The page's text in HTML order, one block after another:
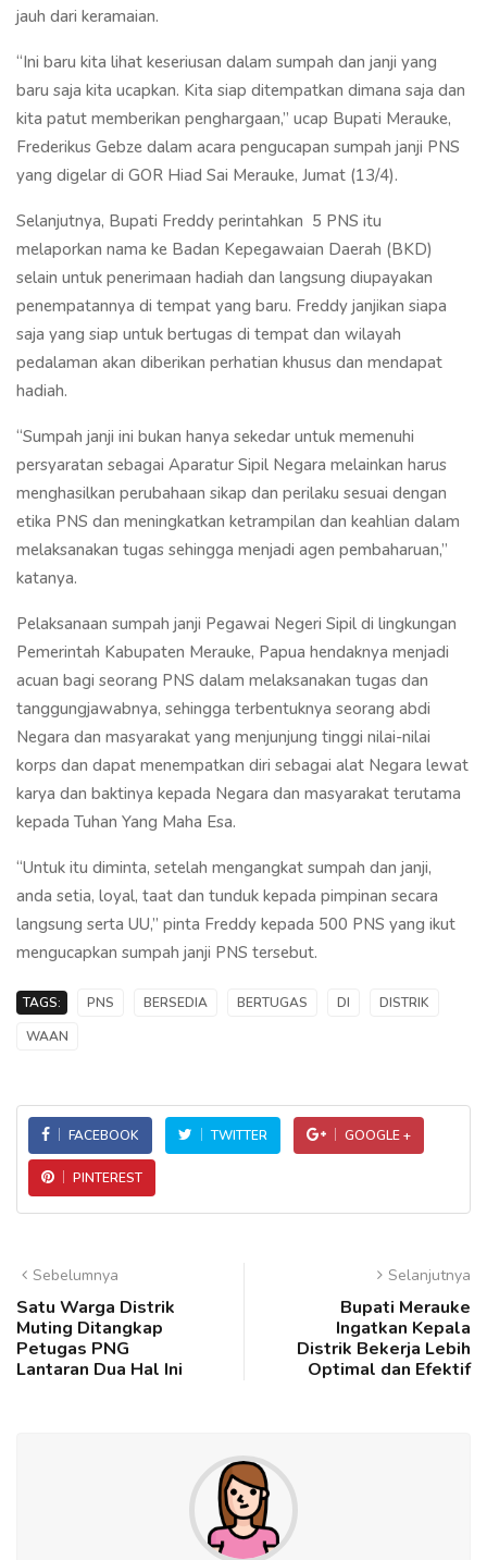
jauh dari keramaian.
“Ini baru kita lihat keseriusan dalam sumpah dan janji yang
baru saja kita ucapkan. Kita siap ditempatkan dimana saja dan
kita patut memberikan penghargaan,” ucap Bupati Merauke,
Frederikus Gebze dalam acara pengucapan sumpah janji PNS
yang digelar di GOR Hiad Sai Merauke, Jumat (13/4).
Selanjutnya, Bupati Freddy perintahkan 5 PNS itu
melaporkan nama ke Badan Kepegawaian Daerah (BKD)
selain untuk penerimaan hadiah dan langsung diupayakan
penempatannya di tempat yang baru. Freddy janjikan siapa
saja yang siap untuk bertugas di tempat dan wilayah
pedalaman akan diberikan perhatian khusus dan mendapat
hadiah.
“Sumpah janji ini bukan hanya sekedar untuk memenuhi
persyaratan sebagai Aparatur Sipil Negara melainkan harus
menghasilkan perubahaan sikap dan perilaku sesuai dengan
etika PNS dan meningkatkan ketrampilan dan keahlian dalam
melaksanakan tugas sehingga menjadi agen pembaharuan,”
katanya.
Pelaksanaan sumpah janji Pegawai Negeri Sipil di lingkungan
Pemerintah Kabupaten Merauke, Papua hendaknya menjadi
acuan bagi seorang PNS dalam melaksanakan tugas dan
tanggungjawabnya, sehingga terbentuknya seorang abdi
Negara dan masyarakat yang menjunjung tinggi nilai-nilai
korps dan dapat menempatkan diri sebagai alat Negara lewat
karya dan baktinya kepada Negara dan masyarakat terutama
kepada Tuhan Yang Maha Esa.
“Untuk itu diminta, setelah mengangkat sumpah dan janji,
anda setia, loyal, taat dan tunduk kepada pimpinan secara
langsung serta UU,” pinta Freddy kepada 500 PNS yang ikut
mengucapkan sumpah janji PNS tersebut.
TAGS: PNS BERSEDIA BERTUGAS DI
DISTRIK
WAAN
FACEBOOK TWITTER GOOGLE +
PINTEREST
Sebelumnya
Satu Warga Distrik
Muting Ditangkap
Petugas PNG
Lantaran Dua Hal Ini
Selanjutnya
Bupati Merauke
Ingatkan Kepala
Distrik Bekerja Lebih
Optimal dan Efektif